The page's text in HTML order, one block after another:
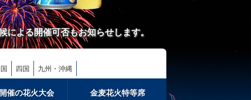
よる開催可否もお知らせします。
四国 九州・沖縄
催の花火大会 金麦花火特等席